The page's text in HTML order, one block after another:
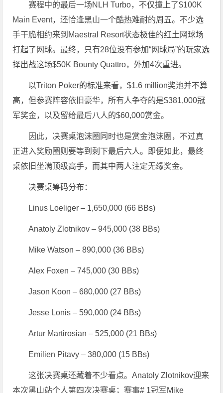
赛程中的最后一场NLH Turbo，不仅撞上了$100K
Main Event，还恰逢黑山一个酷热难耐的周五。不少选
手干脆相约来到Maestral Resort状态极佳的红土网球场
打起了网球。最终，只有28位没有参加“网球局”的玩家选
择出战这场$50K Bounty Quattro，外加4次重进。
以Triton Poker的标准来看，$1.6 million奖池并不算
高，但参赛阵容依旧豪华，所有人争夺的是$381,000冠
军奖金，以及留给最后八人的$60,000赏金。
因此，决赛桌泡沫圈同时也是赏金泡沫圈，不过真
正进入奖励圈则要等到剩下最后六人。即便如此，最终
桌依旧坐满顶级高手，而其中两人注定无缘奖金。
决赛桌筹码分布：
Linus Loeliger – 1,650,000 (66 BBs)
Anatoly Zlotnikov – 945,000 (38 BBs)
Mike Watson – 890,000 (36 BBs)
Alex Foxen – 745,000 (30 BBs)
Jason Koon – 680,000 (27 BBs)
Jesse Lonis – 590,000 (24 BBs)
Artur Martirosian – 525,000 (21 BBs)
Emilien Pitavy – 380,000 (15 BBs)
这张决赛桌还藏着不少看点。Anatoly Zlotnikov迎来
本次黑山站个人第四次决赛桌；赛事# 1冠军Mike